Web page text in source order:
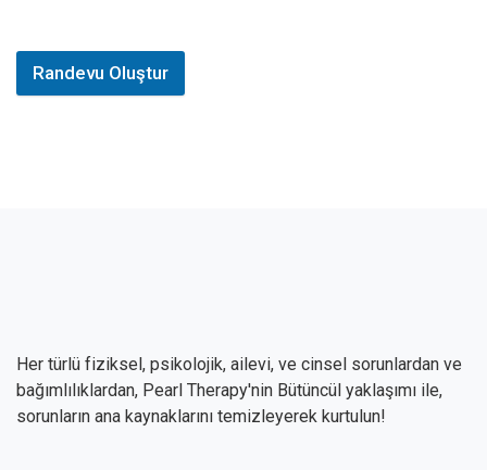
Randevu Oluştur
Her türlü fiziksel, psikolojik, ailevi, ve cinsel sorunlardan ve
bağımlılıklardan, Pearl Therapy'nin Bütüncül yaklaşımı ile,
sorunların ana kaynaklarını temizleyerek kurtulun!